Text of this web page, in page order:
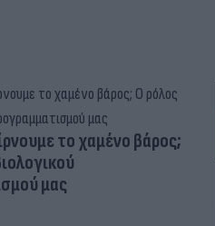
το χαμένο βάρος;
μας